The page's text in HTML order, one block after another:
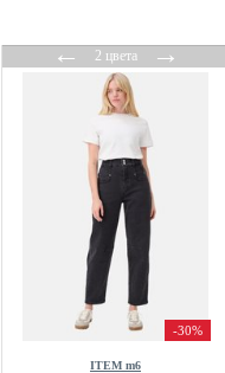
←2 цвета→
-30%
ITEM m6